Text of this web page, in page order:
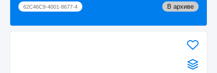
62C46C9-4001-8677-4 В архиве